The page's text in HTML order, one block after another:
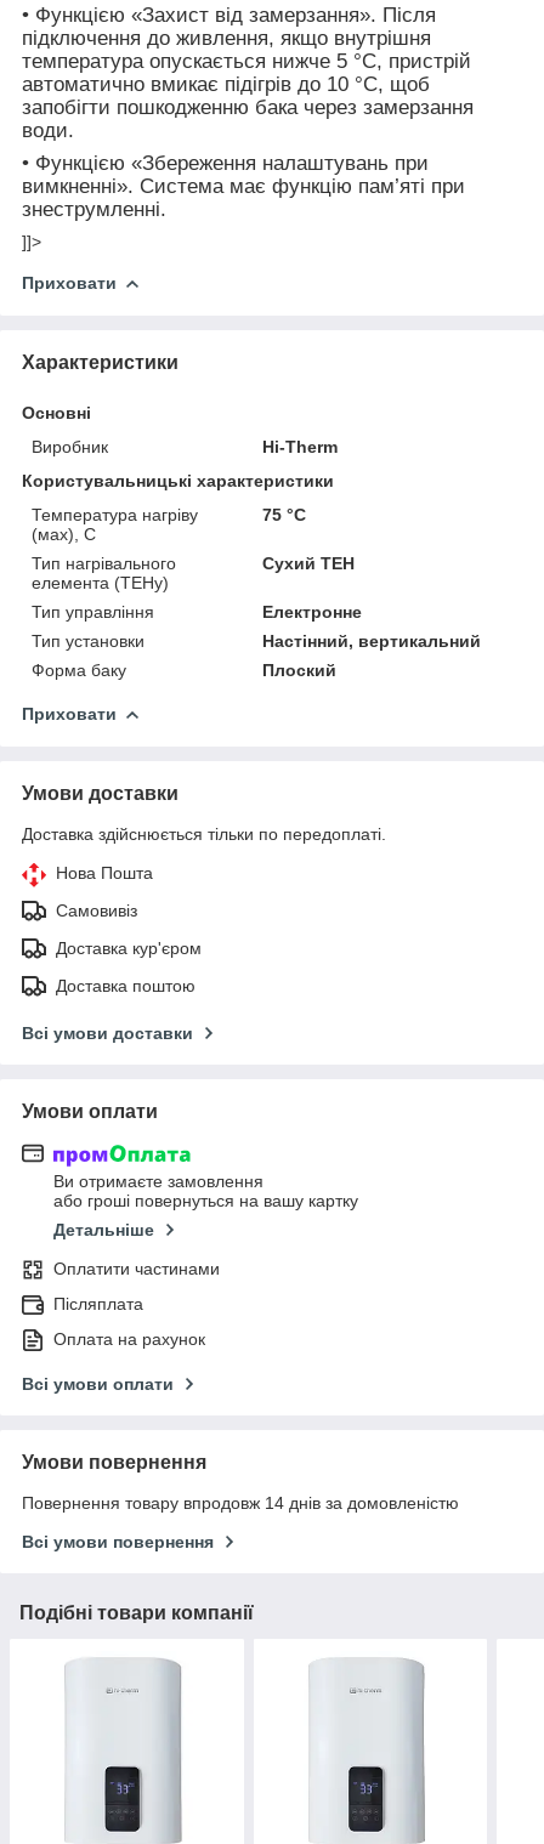
• Функцією «Захист від замерзання». Після
підключення до живлення, якщо внутрішня
температура опускається нижче 5 °C, пристрій
автоматично вмикає підігрів до 10 °C, щоб
запобігти пошкодженню бака через замерзання
води.
• Функцією «Збереження налаштувань при
вимкненні». Система має функцію пам’яті при
знеструмленні.
]]>
Приховати
Характеристики
Основні
Виробник
Hi-Therm
Користувальницькі характеристики
Температура нагріву
(мах), С
75 °С
Тип нагрівального
елемента (ТЕНу)
Сухий ТЕН
Тип управління
Електронне
Тип установки
Настінний, вертикальний
Форма баку
Плоский
Приховати
Умови доставки
Доставка здійснюється тільки по передоплаті.
Нова Пошта
Самовивіз
Доставка кур'єром
Доставка поштою
Всі умови доставки
Умови оплати
Ви отримаєте замовлення
або гроші повернуться на вашу картку
Детальніше
Оплатити частинами
Післяплата
Оплата на рахунок
Всі умови оплати
Умови повернення
Повернення товару впродовж 14 днів за домовленістю
Всі умови повернення
Подібні товари компанії